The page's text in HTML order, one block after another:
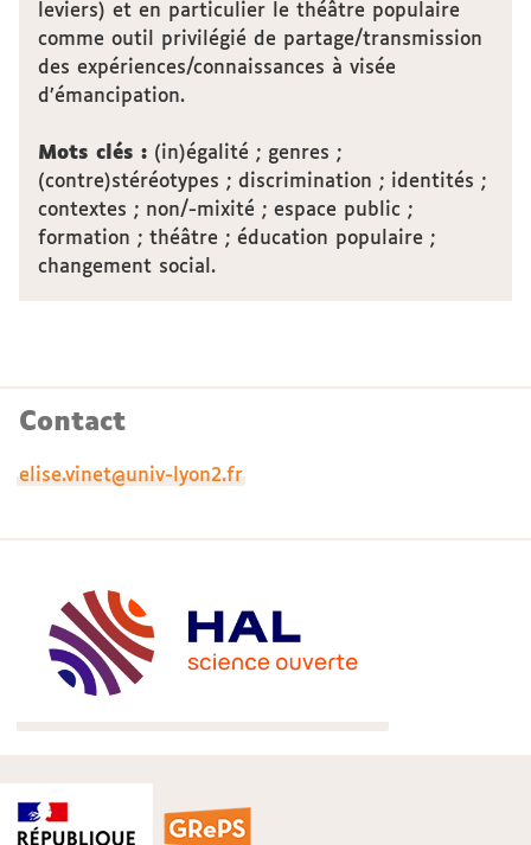
leviers) et en particulier le théâtre populaire
comme outil privilégié de partage/transmission
des expériences/connaissances à visée
d’émancipation.
Mots clés : (in)égalité ; genres ;
(contre)stéréotypes ; discrimination ; identités ;
contextes ; non/-mixité ; espace public ;
formation ; théâtre ; éducation populaire ;
changement social.
Contact
elise.vinet@univ-lyon2.fr